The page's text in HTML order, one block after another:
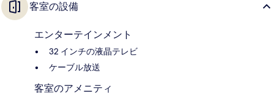
客室の設備
エンターテインメント
32 インチの液晶テレビ
ケーブル放送
客室のアメニティ